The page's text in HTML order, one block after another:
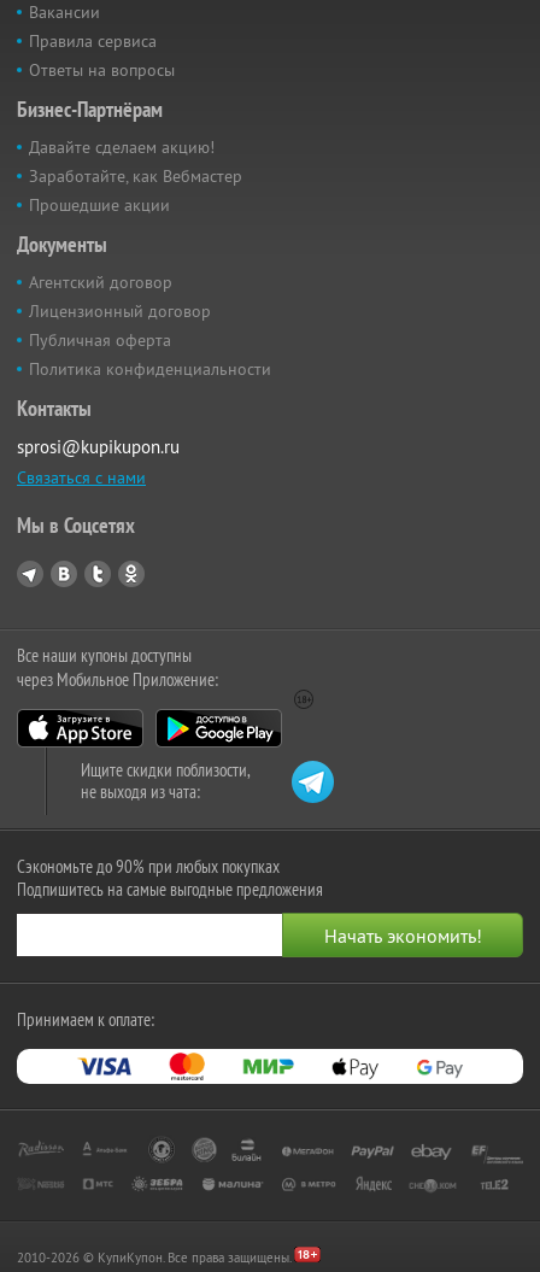
Вакансии
Правила сервиса
Ответы на вопросы
Бизнес-Партнёрам
Давайте сделаем акцию!
Заработайте, как Вебмастер
Прошедшие акции
Документы
Агентский договор
Лицензионный договор
Публичная оферта
Политика конфиденциальности
Контакты
sprosi@kupikupon.ru
Связаться с нами
Мы в Соцсетях
Все наши купоны доступны
через Мобильное Приложение:
Ищите скидки поблизости,
не выходя из чата:
Сэкономьте до 90% при любых покупках
Подпишитесь на самые выгодные предложения
Принимаем к оплате:
2010-2026 © КупиКупон. Все права защищены.